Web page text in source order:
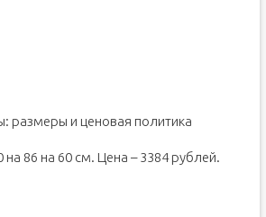
размеры и ценовая политика
на 86 на 60 см. Цена – 3384 рублей.